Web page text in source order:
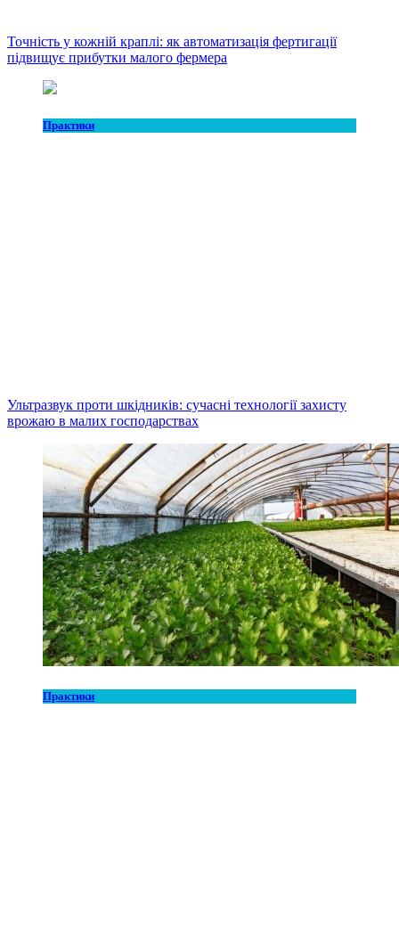
Точність у кожній краплі: як автоматизація фертигації
підвищує прибутки малого фермера
Практики
Ультразвук проти шкідників: сучасні технології захисту
врожаю в малих господарствах
Практики